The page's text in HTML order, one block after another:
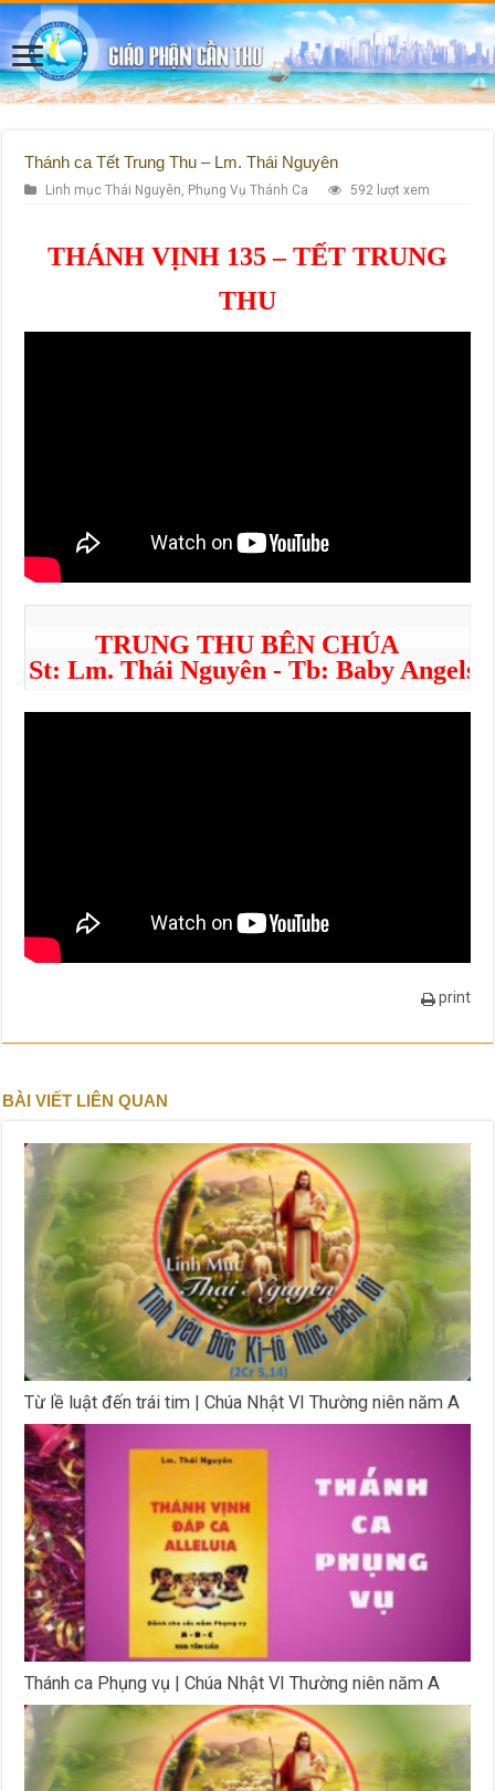
Thánh ca Tết Trung Thu – Lm. Thái Nguyên
Linh mục Thái Nguyên Phụng Vụ Thánh Ca 592 lượt xem
THÁNH VỊNH 135 – TẾT TRUNG
THU
TRUNG THU BÊN CHÚA
St: Lm. Thái Nguyên - Tb: Baby Angels
print
BÀI VIẾT LIÊN QUAN
Từ lề luật đến trái tim | Chúa Nhật VI Thường niên năm A
Thánh ca Phụng vụ | Chúa Nhật VI Thường niên năm A